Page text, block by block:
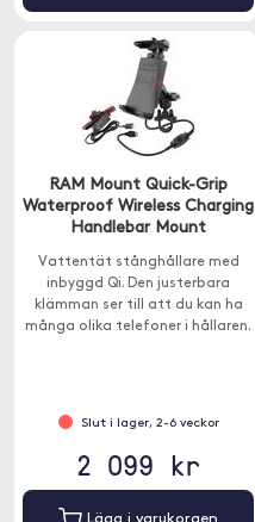
RAM Mount Quick-Grip
Waterproof Wireless Charging
Handlebar Mount
Vattentät stånghållare med
inbyggd Qi. Den justerbara
klämman ser till att du kan ha
många olika telefoner i hållaren.
Slut i lager, 2-6 veckor
2 099 kr